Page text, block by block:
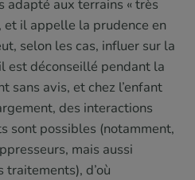
adapté aux terrains « très
et il appelle la prudence en
selon les cas, influer sur la
est déconseillé pendant la
sans avis, et chez l’enfant
des interactions
sont possibles (notamment,
mais aussi
d’où